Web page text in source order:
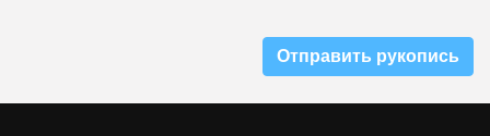
Отправить рукопись